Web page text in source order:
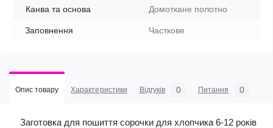
Канва та основа Домоткане полотно
Заповнення Часткове
Опис товару Характеристики Відгуків 0 Питання 0
Заготовка для пошиття сорочки для хлопчика 6-12 років